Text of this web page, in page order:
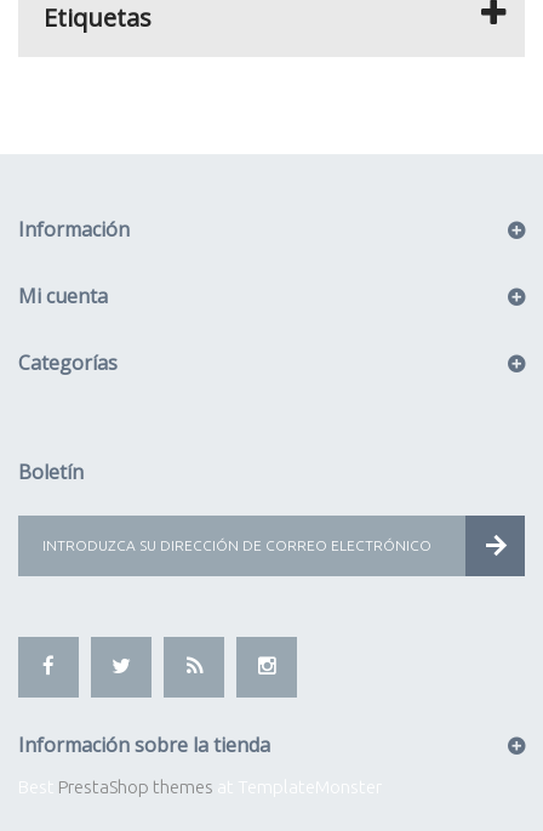
Etiquetas
Información
Mi cuenta
Categorías
Boletín
Información sobre la tienda
PrestaShop themes